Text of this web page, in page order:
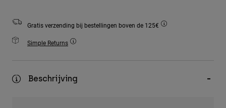
All Accessories
Bags & Backpacks
Alles bekijken
Gratis verzending bij bestellingen boven de 125€
Simple Returns
Beschrijving